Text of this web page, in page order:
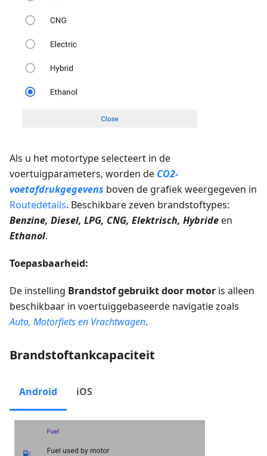
Als u het motortype selecteert in de
voertuigparameters, worden de CO2-
voetafdrukgegevens boven de grafiek weergegeven in
Routedetails. Beschikbare zeven brandstoftypes:
Benzine, Diesel, LPG, CNG, Elektrisch, Hybrideen
Ethanol.
Toepasbaarheid:
De instelling Brandstof gebruikt door motor is alleen
beschikbaar in voertuiggebaseerde navigatie zoals
Auto, Motorfiets en Vrachtwagen.
Brandstoftankcapaciteit
Android iOS